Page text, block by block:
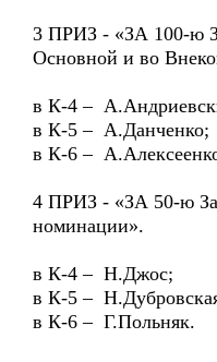
3 ПРИЗ - «ЗА 100-ю
Основной и во
в К-4 –
в К-5 – А.Данченко;
в К-6 –
4 ПРИЗ - «ЗА 50-ю
номинации».
в К-4 – Н.Джос;
в К-5 –
в К-6 – Г.Польняк.